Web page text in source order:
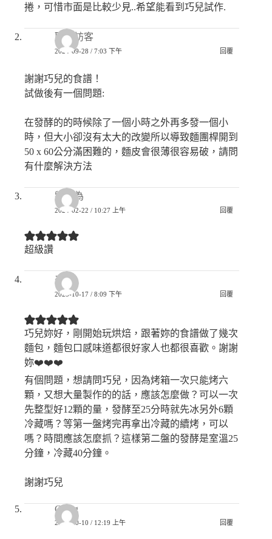
捲，可惜市面是比較少見..希望能看到巧兒試作.
匿名訪客
2024-09-28 / 7:03 下午 回覆
謝謝巧兒的食譜！
試做後有一個問題:
在發酵的的時候除了一個小時之外再多發一個小
時，但大小卻沒有太大的改變所以導致麵團桿開到
50 x 60公分滿困難的，麵皮會很薄很容易破，請問
有什麼解決方法
劉世為
2024-02-22 / 10:27 上午 回覆
超級讚
卉
2023-10-17 / 8:09 下午 回覆
巧兒妳好，剛開始玩烘焙，跟著妳的食譜做了幾次
麵包，麵包口感味道都很好家人也都很喜歡。謝謝
妳❤️❤️❤️
有個問題，想請問巧兒，因為烤箱一次只能烤六
顆，又想大量製作的的話，應該怎麼做？可以一次
先整型好12顆的量，發酵至25分時就先冰另外6顆
冷藏嗎？等第一盤烤完再拿出冷藏的續烤，可以
嗎？時間應該怎麼抓？這樣第二盤的發酵是室溫25
分鐘，冷藏40分鐘。
謝謝巧兒
Ching
2023-10-10 / 12:19 上午 回覆